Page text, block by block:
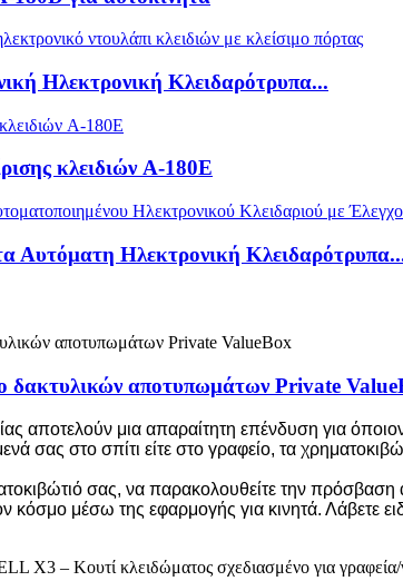
Ηλεκτρονική Κλειδαρότρυπα...
κλειδιών A-180E
Αυτόματη Ηλεκτρονική
δακτυλικών αποτυπωμάτων Private
αποτελούν μια απαραίτητη επένδυση για
σας στο σπίτι είτε στο γραφείο, τα
σας, να παρακολουθείτε την
μέσω της εφαρμογής για κινητά. Λάβετε